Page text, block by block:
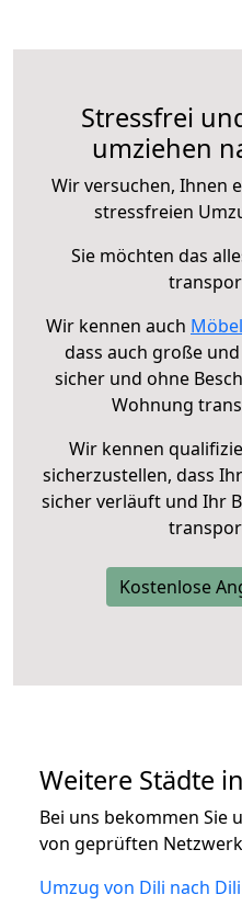
Stressfrei
umziehen
Wir versuchen, Ihnen
stressfreien
Sie möchten das
Wir kennen auch
dass auch große
sicher und ohne
Wohnung
Wir kennen
sicherzustellen, dass
sicher verläuft und Ihr
Kostenlose
Weitere Städte in
Bei uns bekommen Sie
von geprüften
Umzug von Dili nach Dili